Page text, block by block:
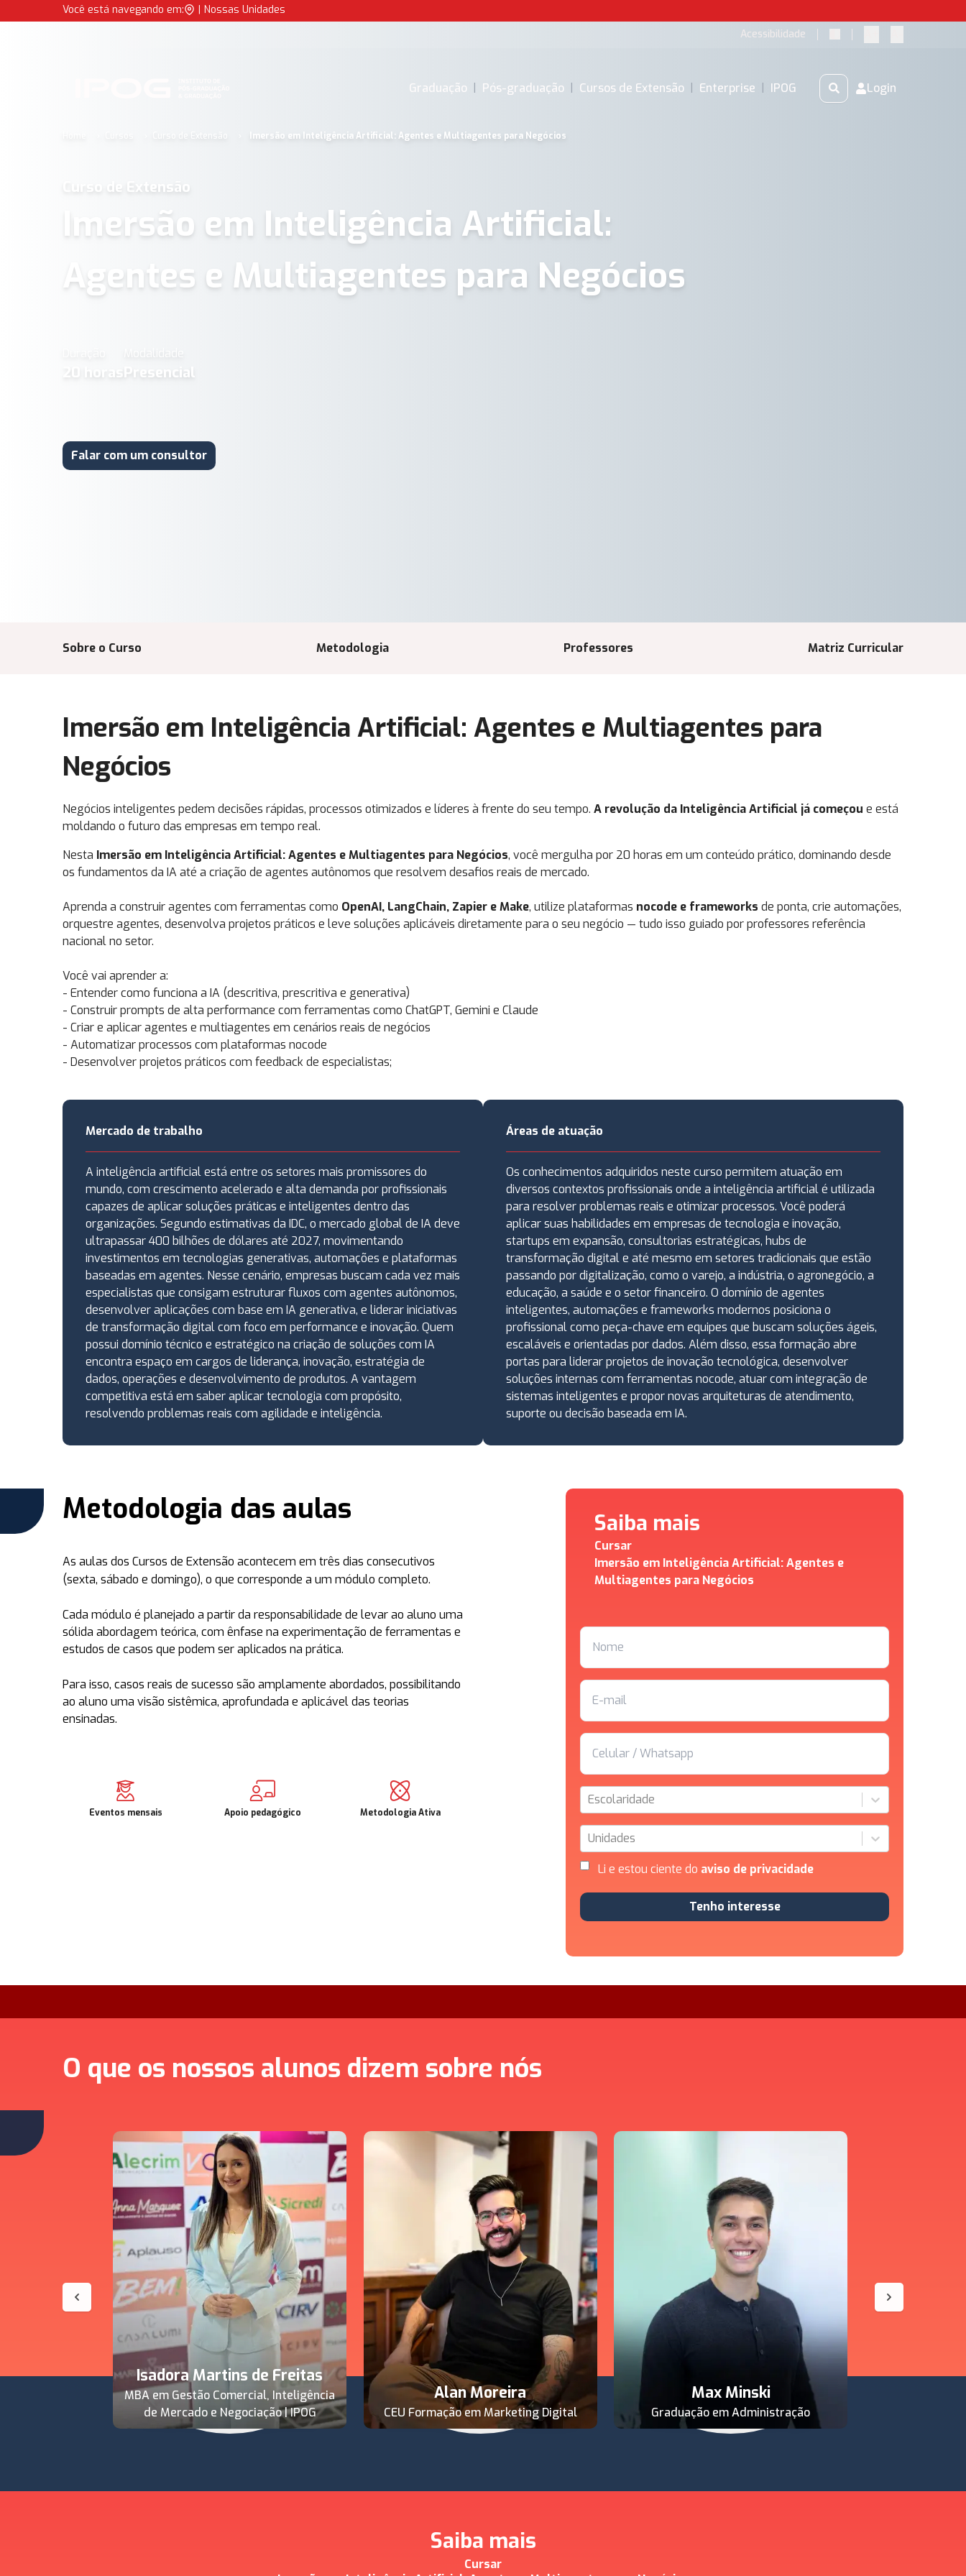
Você está navegando em: | Nossas Unidades
Acessibilidade
Graduação | Pós-graduação | Cursos de Extensão | Enterprise | IPOG Login
Curso de Extensão Imersão em Inteligência Artificial: Agentes e Multiagentes para Negócios
Curso de Extensão
Imersão em Inteligência Artificial:
Agentes e Multiagentes para Negócios
horas Presencial
Falar com um consultor
Sobre o Curso Metodologia Professores Matriz Curricular
Imersão em Inteligência Artificial: Agentes e Multiagentes para
Negócios
Negócios inteligentes pedem decisões rápidas, processos otimizados e líderes à frente do seu tempo. A revolução da Inteligência Artificial já começou e está
moldando o futuro das empresas em tempo real.
Nesta Imersão em Inteligência Artificial: Agentes e Multiagentes para Negócios, você mergulha por 20 horas em um conteúdo prático, dominando desde
os fundamentos da IA até a criação de agentes autônomos que resolvem desafios reais de mercado.
Aprenda a construir agentes com ferramentas como OpenAI, LangChain, Zapier e Make, utilize plataformas nocode e frameworks de ponta, crie automações,
orquestre agentes, desenvolva projetos práticos e leve soluções aplicáveis diretamente para o seu negócio — tudo isso guiado por professores referência
nacional no setor.
Você vai aprender a:
- Entender como funciona a IA (descritiva, prescritiva e generativa)
- Construir prompts de alta performance com ferramentas como ChatGPT, Gemini e Claude
- Criar e aplicar agentes e multiagentes em cenários reais de negócios
- Automatizar processos com plataformas nocode
- Desenvolver projetos práticos com feedback de especialistas;
Mercado de trabalho
A inteligência artificial está entre os setores mais promissores do
mundo, com crescimento acelerado e alta demanda por profissionais
capazes de aplicar soluções práticas e inteligentes dentro das
organizações. Segundo estimativas da IDC, o mercado global de IA deve
ultrapassar 400 bilhões de dólares até 2027, movimentando
investimentos em tecnologias generativas, automações e plataformas
baseadas em agentes. Nesse cenário, empresas buscam cada vez mais
especialistas que consigam estruturar fluxos com agentes autônomos,
desenvolver aplicações com base em IA generativa, e liderar iniciativas
de transformação digital com foco em performance e inovação. Quem
possui domínio técnico e estratégico na criação de soluções com IA
encontra espaço em cargos de liderança, inovação, estratégia de
dados, operações e desenvolvimento de produtos. A vantagem
competitiva está em saber aplicar tecnologia com propósito,
resolvendo problemas reais com agilidade e inteligência.
Áreas de atuação
Os conhecimentos adquiridos neste curso permitem atuação em
diversos contextos profissionais onde a inteligência artificial é utilizada
para resolver problemas reais e otimizar processos. Você poderá
aplicar suas habilidades em empresas de tecnologia e inovação,
startups em expansão, consultorias estratégicas, hubs de
transformação digital e até mesmo em setores tradicionais que estão
passando por digitalização, como o varejo, a indústria, o agronegócio, a
educação, a saúde e o setor financeiro. O domínio de agentes
inteligentes, automações e frameworks modernos posiciona o
profissional como peça-chave em equipes que buscam soluções ágeis,
escaláveis e orientadas por dados. Além disso, essa formação abre
portas para liderar projetos de inovação tecnológica, desenvolver
soluções internas com ferramentas nocode, atuar com integração de
sistemas inteligentes e propor novas arquiteturas de atendimento,
suporte ou decisão baseada em IA.
Metodologia das aulas
As aulas dos Cursos de Extensão acontecem em três dias consecutivos
(sexta, sábado e domingo), o que corresponde a um módulo completo.
Cada módulo é planejado a partir da responsabilidade de levar ao aluno uma
sólida abordagem teórica, com ênfase na experimentação de ferramentas e
estudos de casos que podem ser aplicados na prática.
Para isso, casos reais de sucesso são amplamente abordados, possibilitando
ao aluno uma visão sistêmica, aprofundada e aplicável das teorias
ensinadas.
Eventos mensais Apoio pedagógico Metodologia Ativa
Saiba mais
Cursar
Imersão em Inteligência Artificial: Agentes e
Multiagentes para Negócios
Escolaridade
Unidades
Li e estou ciente do aviso de privacidade
Tenho interesse
O que os nossos alunos dizem sobre nós
Isadora Martins de Freitas
MBA em Gestão Comercial, Inteligência
de Mercado e Negociação | IPOG
Alan Moreira
CEU Formação em Marketing Digital
Max Minski
Graduação em Administração
Saiba mais
Cursar
Imersão em IA: Agentes e Multiagentes para Negócios | IPOG